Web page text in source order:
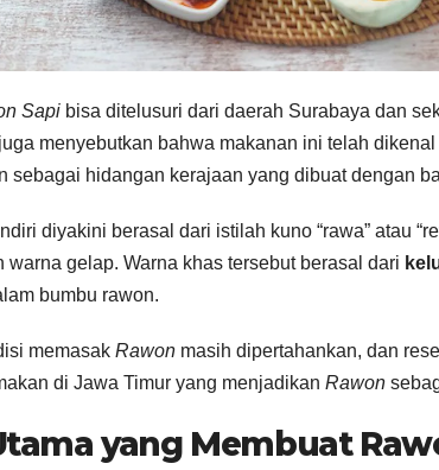
Sapi bisa ditelusuri dari daerah Surabaya dan
menyebutkan bahwa makanan ini telah
sebagai hidangan kerajaan yang dibuat dengan
diyakini berasal dari istilah kuno “rawa” atau
warna gelap. Warna khas tersebut berasal dari
bumbu rawon.
memasak Rawon masih dipertahankan, dan
di Jawa Timur yang menjadikan Rawon
yang Membuat